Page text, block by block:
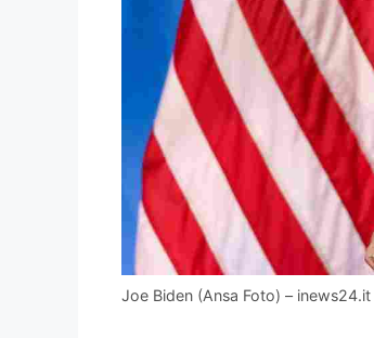
Joe Biden (Ansa Foto) – inews24.it